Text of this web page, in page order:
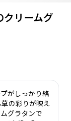
クリームグ
がしっかり絡
の彩りが映え
グラタンで